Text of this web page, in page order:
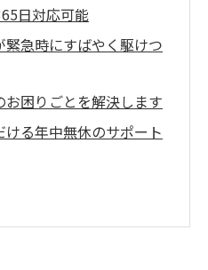
日対応可能
急時にすばやく駆けつ
困りごとを解決します
る年中無休のサポート